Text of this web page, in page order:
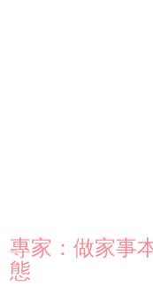
專家：做家事
態